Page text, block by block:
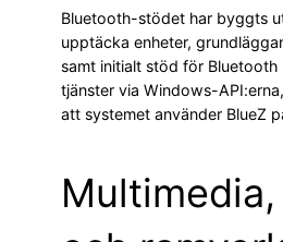
Bluetooth-stödet har byggts
upptäcka enheter,
samt initialt stöd för
tjänster via Windows-
att systemet använder BlueZ